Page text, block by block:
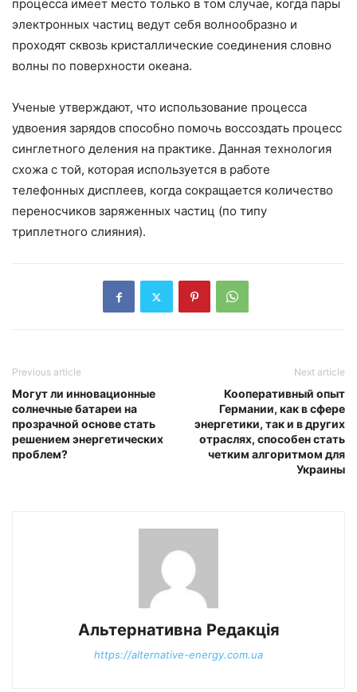
процесса имеет место только в том случае, когда пары
электронных частиц ведут себя волнообразно и
проходят сквозь кристаллические соединения словно
волны по поверхности океана.
Ученые утверждают, что использование процесса
удвоения зарядов способно помочь воссоздать процесс
синглетного деления на практике. Данная технология
схожа с той, которая используется в работе
телефонных дисплеев, когда сокращается количество
переносчиков заряженных частиц (по типу
триплетного слияния).
Previous article
Могут ли инновационные
солнечные батареи на
прозрачной основе стать
решением энергетических
проблем?
Next article
Кооперативный опыт
Германии, как в сфере
энергетики, так и в других
отраслях, способен стать
четким алгоритмом для
Украины
Альтернативна Редакція
https://alternative-energy.com.ua